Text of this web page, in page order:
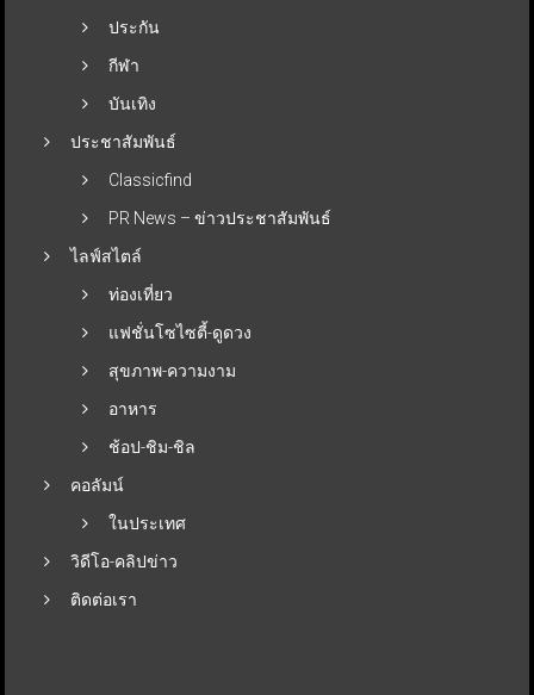
ประกัน
กีฬา
บันเทิง
ประชาสัมพันธ์
Classicfind
PR News – ข่าวประชาสัมพันธ์
ไลฟ์สไตล์
ท่องเที่ยว
แฟชั่นโซไซตี้-ดูดวง
สุขภาพ-ความงาม
อาหาร
ช้อป-ชิม-ชิล
คอลัมน์
ในประเทศ
วิดีโอ-คลิปข่าว
ติดต่อเรา